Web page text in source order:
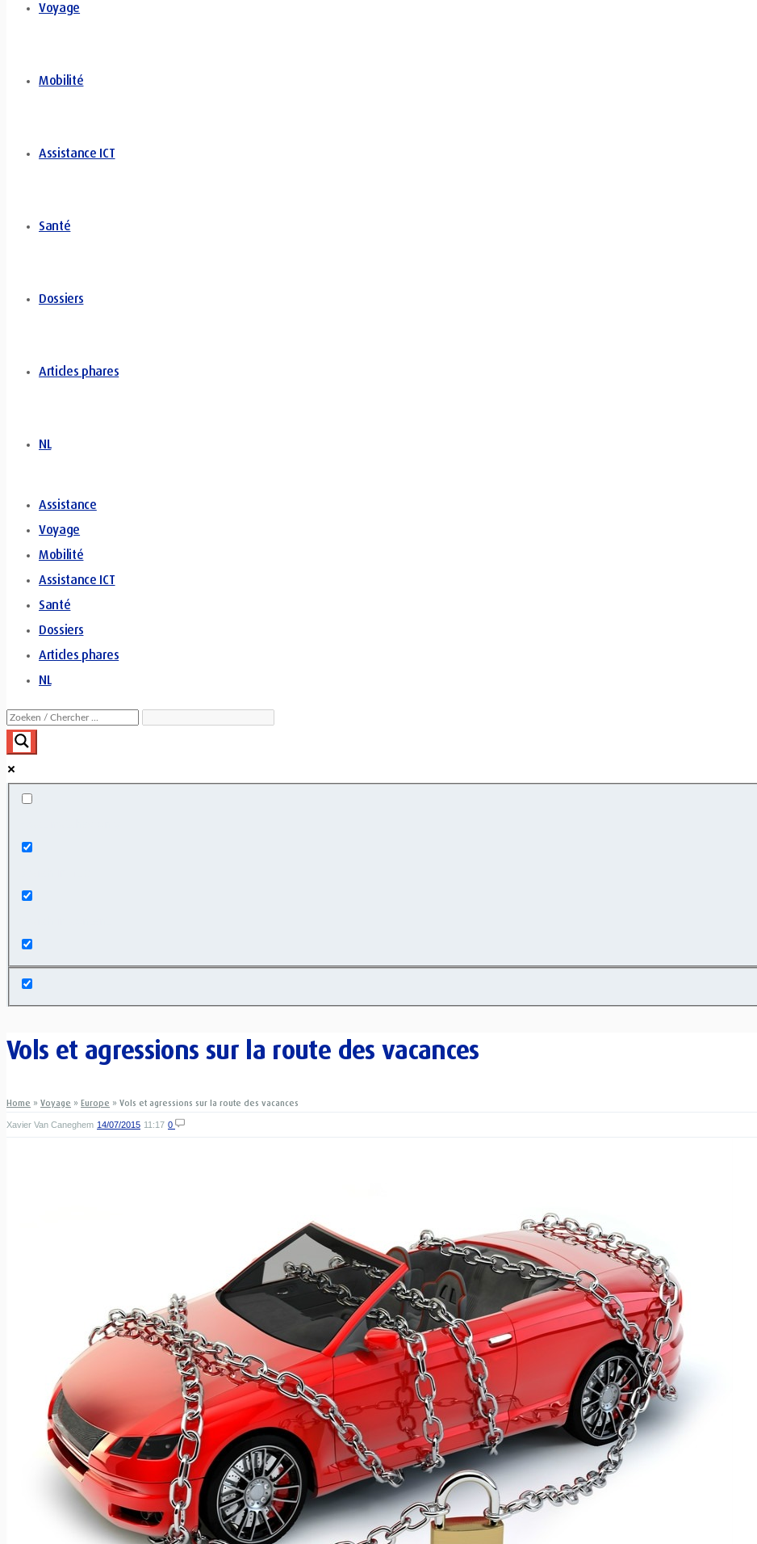
Voyage
Mobilité
Assistance ICT
Santé
Dossiers
Articles phares
NL
Assistance
Voyage
Mobilité
Assistance ICT
Santé
Dossiers
Articles phares
NL
Vols et agressions sur la route des vacances
Home » Voyage » Europe » Vols et agressions sur la route des vacances
Xavier Van Caneghem 14/07/2015 11:17 0